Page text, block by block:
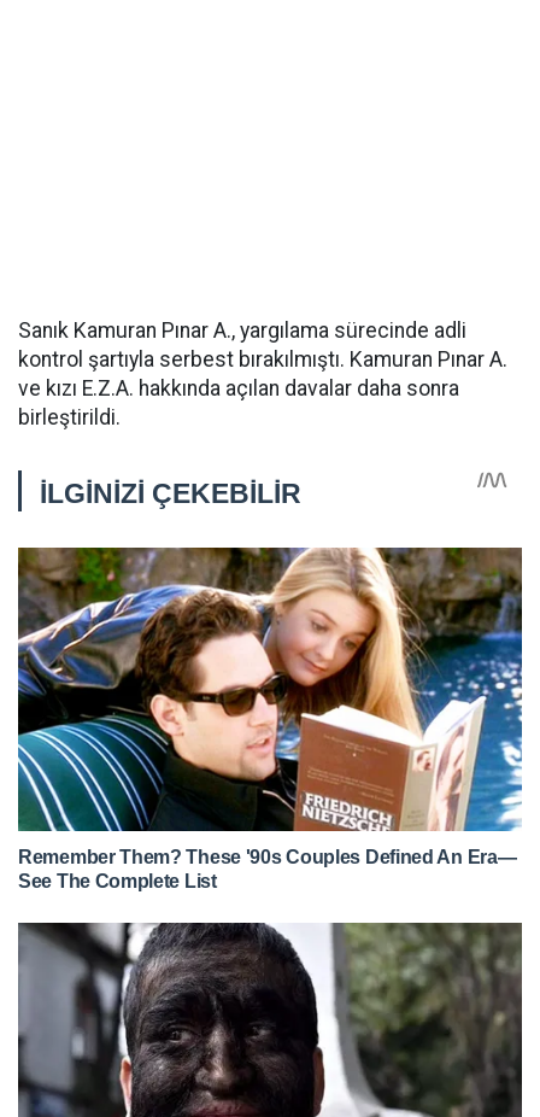
Sanık Kamuran Pınar A., yargılama sürecinde adli
kontrol şartıyla serbest bırakılmıştı. Kamuran Pınar A.
ve kızı E.Z.A. hakkında açılan davalar daha sonra
birleştirildi.